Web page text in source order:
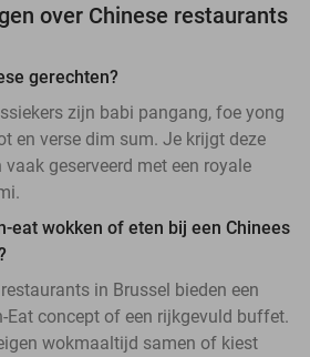
over Chinese restaurants
gerechten?
zijn babi pangang, foe yong
en verse dim sum. Je krijgt deze
geserveerd met een royale
eat wokken of eten bij een Chinees
in Brussel bieden een
Eat concept of een rijkgevuld buffet.
wokmaaltijd samen of kiest